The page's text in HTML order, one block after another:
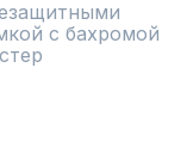
с бахромой